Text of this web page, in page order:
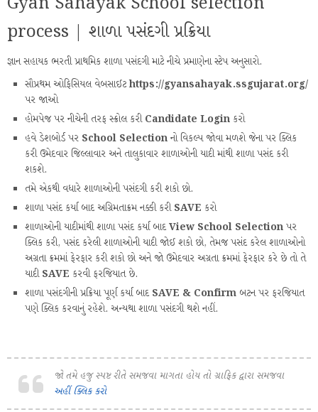
process | શાળા પસંદગી પ્રક્રિયા
જ્ઞાન સહાયક ભરતી પ્રાથમિક શાળા પસંદગી માટે નીચે પ્રમાણેના સ્ટેપ અનુસારો.
સૌપ્રથમ ઓફિસિયલ વેબસાઈટhttps://gyansahayak.ssgujarat.org/
પર જાઓ
હોમપેજ પર નીચેની તરફ સ્ક્રોલ કરી Candidate Login કરો
હવે ડેશબોર્ડ પર School Selection નો વિકલ્પ જોવા મળશે જેના પર ક્લિક
કરી ઉમેદવાર જિલ્લાવાર અને તાલુકાવાર શાળાઓની યાદી માંથી શાળા પસંદ કરી
શકશે.
તમે એકથી વધારે શાળાઓની પસંદગી કરી શકો છો.
શાળા પસંદ કર્યા બાદ અગ્રિમતાક્રમ નક્કી કરી SAVE કરો
શાળાઓની યાદીમાંથી શાળા પસંદ કર્યા બાદ View School Selection પર
ક્લિક કરી, પસંદ કરેલી શાળાઓની યાદી જોઈ શકો છો, તેમજ પસંદ કરેલ શાળાઓનો
અગ્રતા ક્રમમાં ફેરફાર કરી શકો છો અને જો ઉમેદવાર અગ્રતા ક્રમમાં ફેરફાર કરે છે તો તે
યાદી SAVE કરવી ફરજિયાત છે.
શાળા પસંદગીની પ્રક્રિયા પૂર્ણ કર્યા બાદ SAVE & Confirm બટન પર ફરજિયાત
પણે ક્લિક કરવાનું રહેશે. અન્યથા શાળા પસંદગી થશે નહીં.
જો તમે હજુ સ્પષ્ટ રીતે સમજવા માગતા હોય તો ગ્રાફિક દ્વારા સમજવા
અહીં ક્લિક કરો